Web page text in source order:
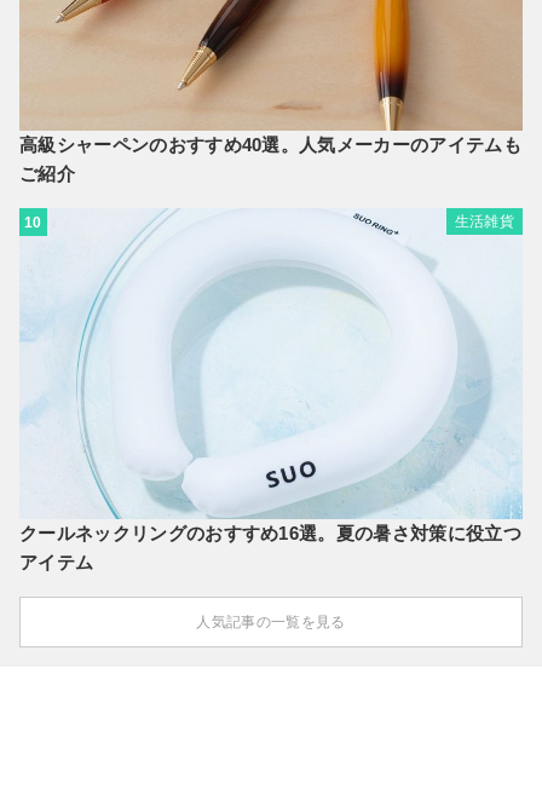
高級シャーペンのおすすめ40選。人気メーカーのアイテムも
ご紹介
10 生活雑貨
クールネックリングのおすすめ16選。夏の暑さ対策に役立つ
アイテム
人気記事の一覧を見る